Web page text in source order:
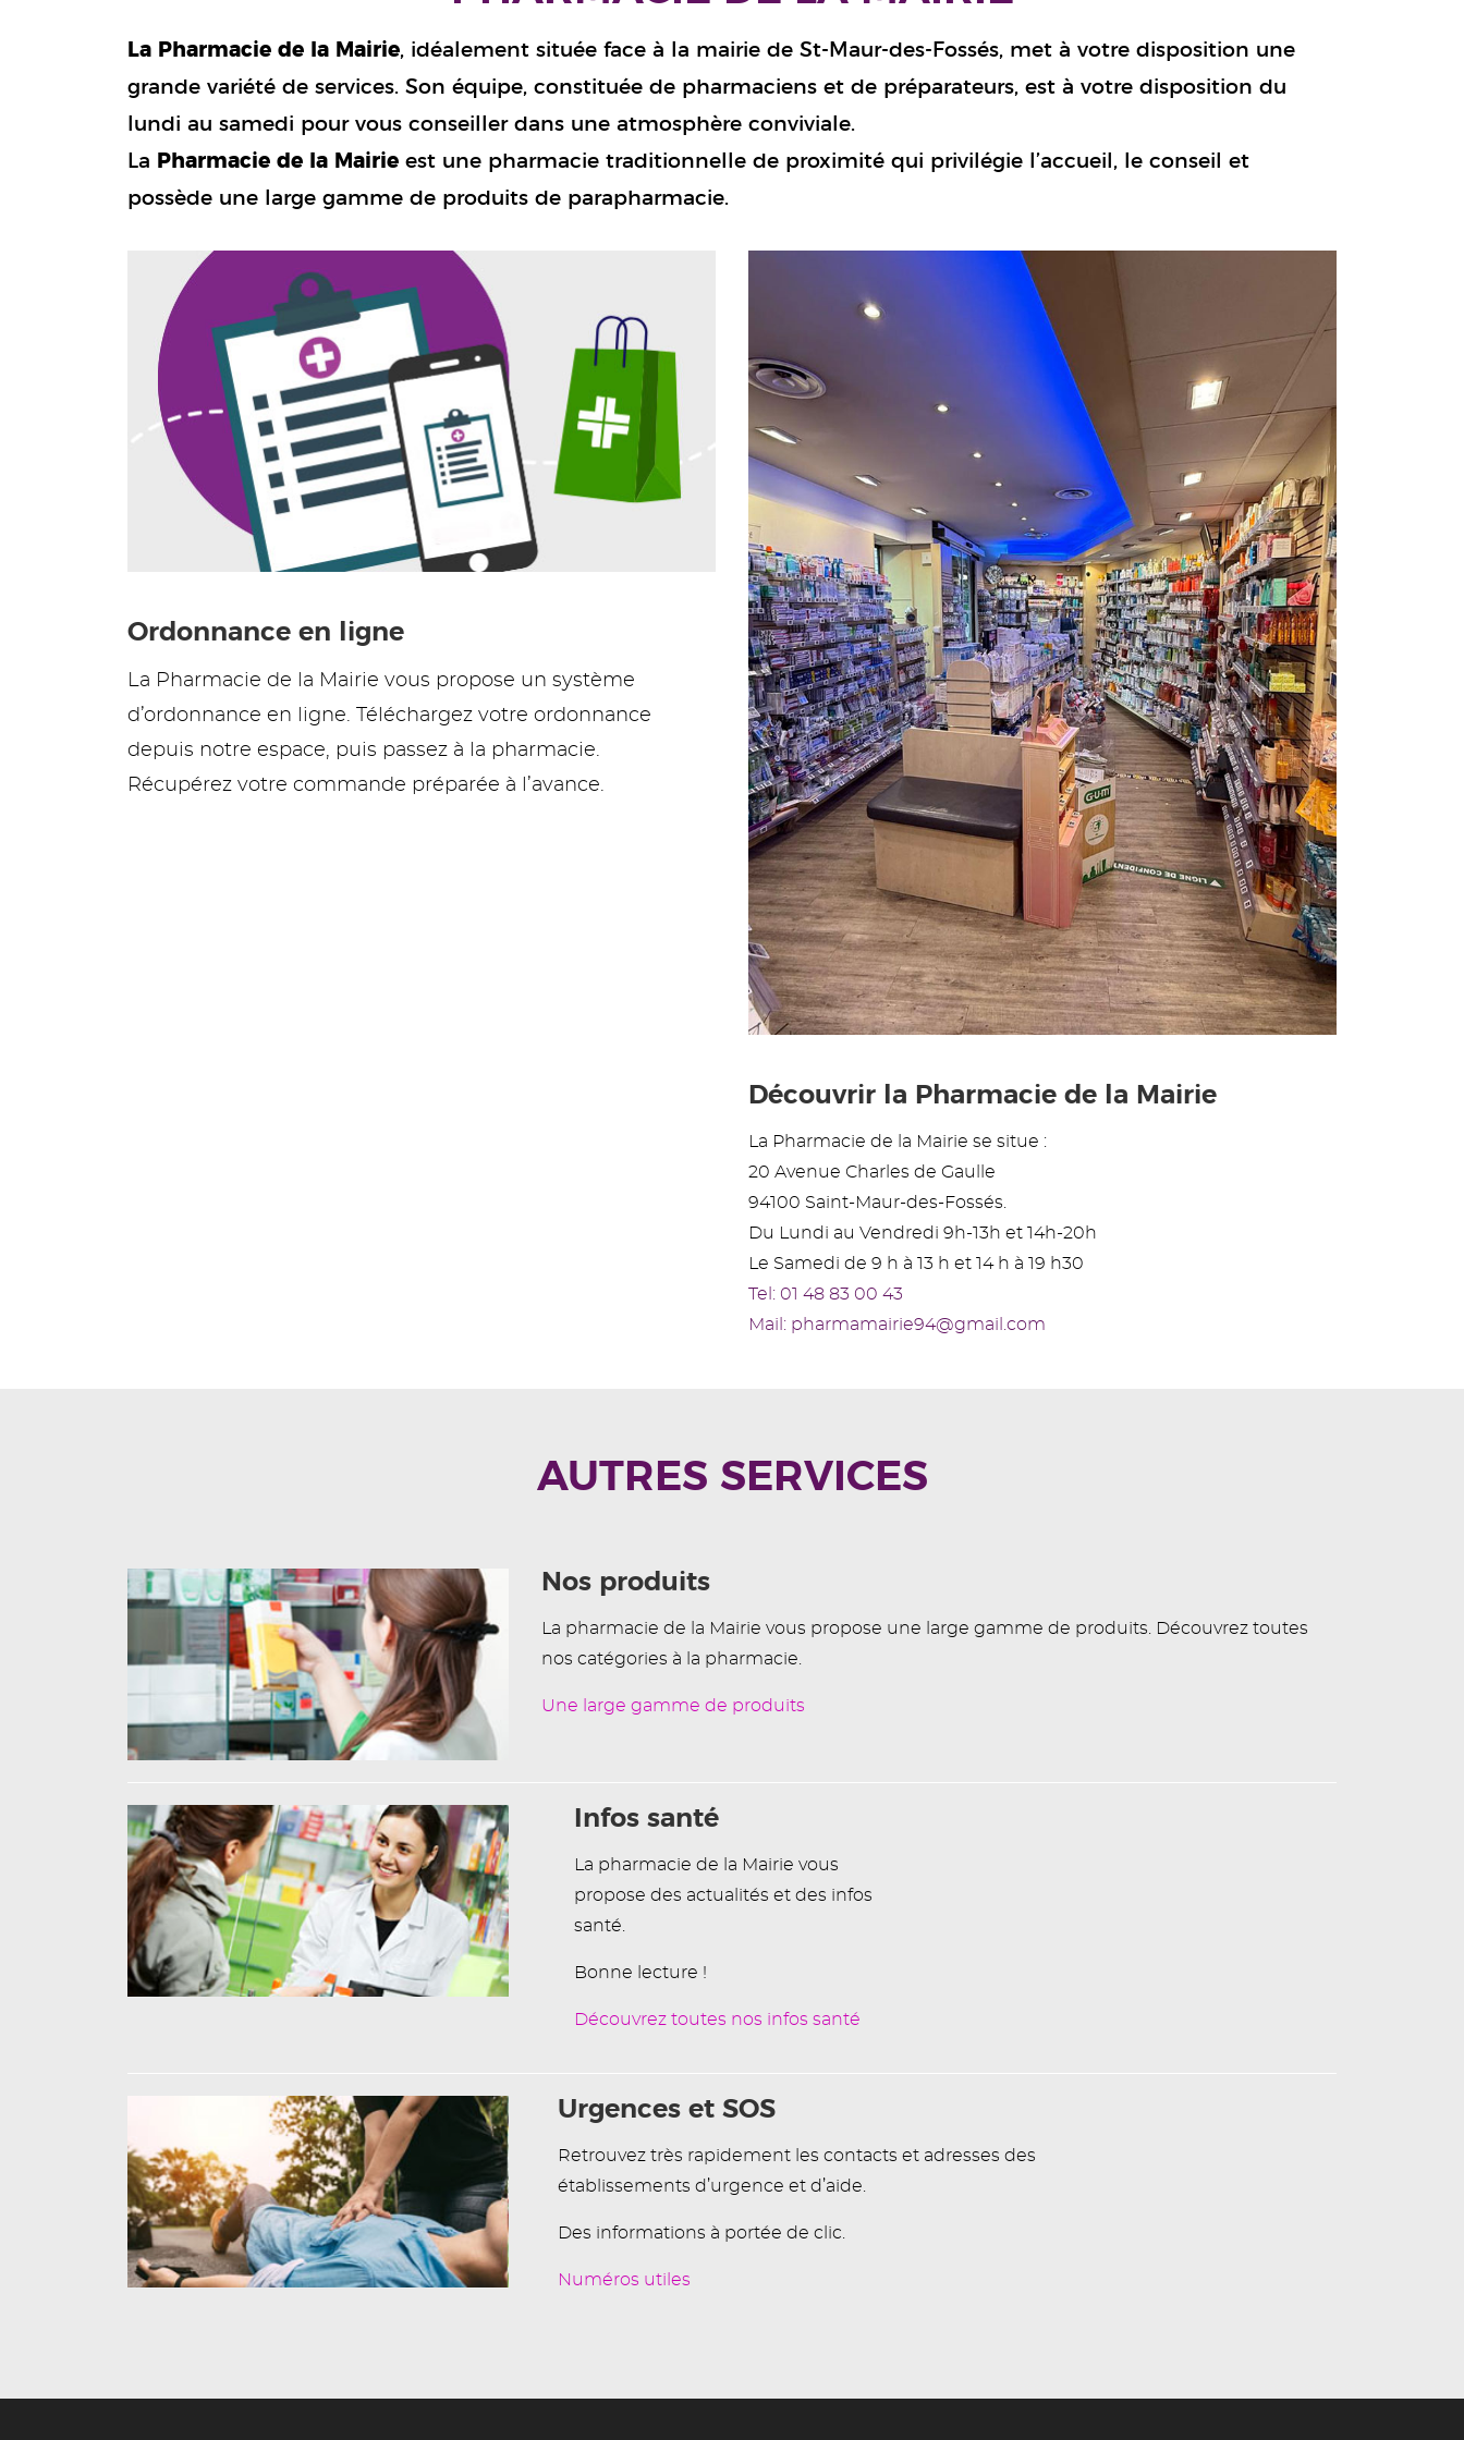
La Pharmacie de la Mairie, idéalement située face à la mairie de St-Maur-des-Fossés, met à votre disposition une
grande variété de services. Son équipe, constituée de pharmaciens et de préparateurs, est à votre disposition du
lundi au samedi pour vous conseiller dans une atmosphère conviviale.
La Pharmacie de la Mairie est une pharmacie traditionnelle de proximité qui privilégie l’accueil, le conseil et
possède une large gamme de produits de parapharmacie.
Ordonnance en ligne
La Pharmacie de la Mairie vous propose un système
d’ordonnance en ligne. Téléchargez votre ordonnance
depuis notre espace, puis passez à la pharmacie.
Récupérez votre commande préparée à l’avance.
Découvrir la Pharmacie de la Mairie
La Pharmacie de la Mairie se situe :
20 Avenue Charles de Gaulle
94100 Saint-Maur-des-Fossés.
Du Lundi au Vendredi 9h-13h et 14h-20h
Le Samedi de 9 h à 13 h et 14 h à 19 h30
Tel: 01 48 83 00 43
Mail: pharmamairie94@gmail.com
AUTRES SERVICES
Nos produits
La pharmacie de la Mairie vous propose une large gamme de produits. Découvrez toutes
nos catégories à la pharmacie.
Une large gamme de produits
Infos santé
La pharmacie de la Mairie vous
propose des actualités et des infos
santé.
Bonne lecture !
Découvrez toutes nos infos santé
Urgences et SOS
Retrouvez très rapidement les contacts et adresses des
établissements d’urgence et d’aide.
Des informations à portée de clic.
Numéros utiles